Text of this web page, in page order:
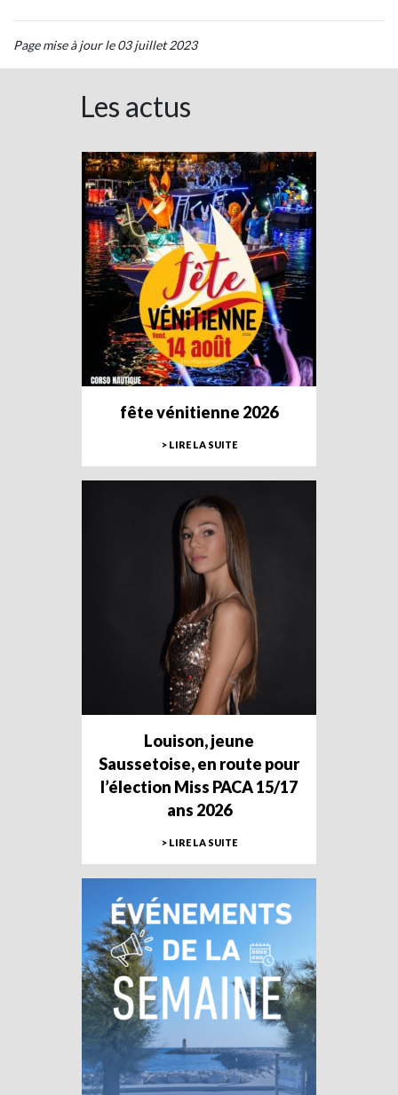
Page mise à jour le 03 juillet 2023
Les actus
fête vénitienne 2026
> LIRE LA SUITE
Louison, jeune
Saussetoise, en route pour
l’élection Miss PACA 15/17
ans 2026
> LIRE LA SUITE